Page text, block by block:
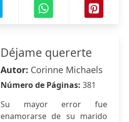
Déjame quererte
Autor: Corinne Michaels
Número de Páginas: 381
Su mayor error fue
enamorarse de su marido